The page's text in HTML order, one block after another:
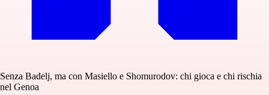
Senza Badelj, ma con Masiello e Shomurodov: chi gioca e chi rischia
nel Genoa